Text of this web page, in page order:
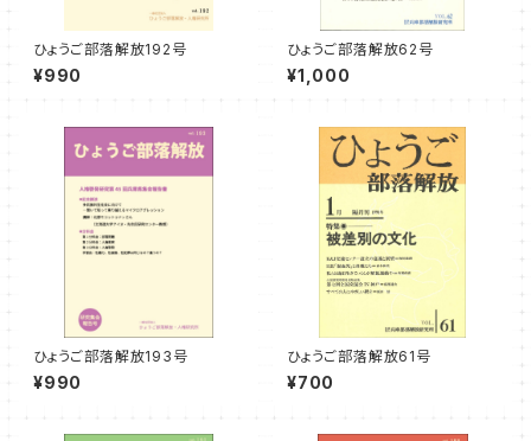
ひょうご部落解放192号
¥990
ひょうご部落解放62号
¥1,000
ひょうご部落解放193号
¥990
ひょうご部落解放61号
¥700